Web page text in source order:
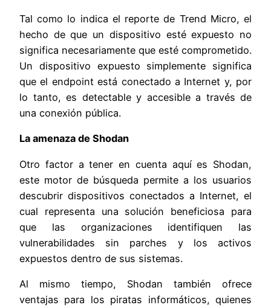
Tal como lo indica el reporte de Trend Micro, el
hecho de que un dispositivo esté expuesto no
significa necesariamente que esté comprometido.
Un dispositivo expuesto simplemente significa
que el endpoint está conectado a Internet y, por
lo tanto, es detectable y accesible a través de
una conexión pública.
La amenaza de Shodan
Otro factor a tener en cuenta aquí es Shodan,
este motor de búsqueda permite a los usuarios
descubrir dispositivos conectados a Internet, el
cual representa una solución beneficiosa para
que las organizaciones identifiquen las
vulnerabilidades sin parches y los activos
expuestos dentro de sus sistemas.
Al mismo tiempo, Shodan también ofrece
ventajas para los piratas informáticos, quienes